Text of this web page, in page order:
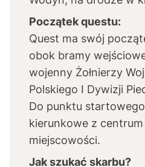
Początek questu:
Quest ma swój
obok bramy
wojenny Żołnierzy
Polskiego I Dywizji
Do punktu
kierunkowe z centrum
miejscowości.
Jak szukać skarbu?